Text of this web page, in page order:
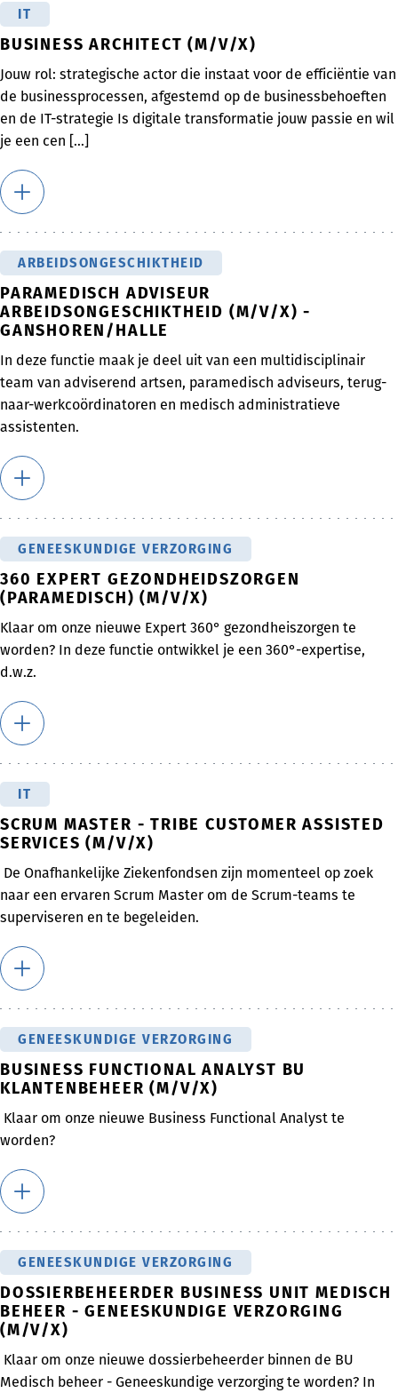
IT
BUSINESS ARCHITECT (M/V/X)
Jouw rol: strategische actor die instaat voor de efficiëntie van
de businessprocessen, afgestemd op de businessbehoeften
en de IT-strategie Is digitale transformatie jouw passie en wil
je een cen [...]
ARBEIDSONGESCHIKTHEID
PARAMEDISCH ADVISEUR
ARBEIDSONGESCHIKTHEID (M/V/X) -
GANSHOREN/HALLE
In deze functie maak je deel uit van een multidisciplinair
team van adviserend artsen, paramedisch adviseurs, terug-
naar-werkcoördinatoren en medisch administratieve
assistenten.
GENEESKUNDIGE VERZORGING
360 EXPERT GEZONDHEIDSZORGEN
(PARAMEDISCH) (M/V/X)
Klaar om onze nieuwe Expert 360° gezondheiszorgen te
worden? In deze functie ontwikkel je een 360°-expertise,
d.w.z.
IT
SCRUM MASTER - TRIBE CUSTOMER ASSISTED
SERVICES (M/V/X)
De Onafhankelijke Ziekenfondsen zijn momenteel op zoek
naar een ervaren Scrum Master om de Scrum-teams te
superviseren en te begeleiden.
GENEESKUNDIGE VERZORGING
BUSINESS FUNCTIONAL ANALYST BU
KLANTENBEHEER (M/V/X)
Klaar om onze nieuwe Business Functional Analyst te
worden?
GENEESKUNDIGE VERZORGING
DOSSIERBEHEERDER BUSINESS UNIT MEDISCH
BEHEER - GENEESKUNDIGE VERZORGING
(M/V/X)
Klaar om onze nieuwe dossierbeheerder binnen de BU
Medisch beheer - Geneeskundige verzorging te worden? In